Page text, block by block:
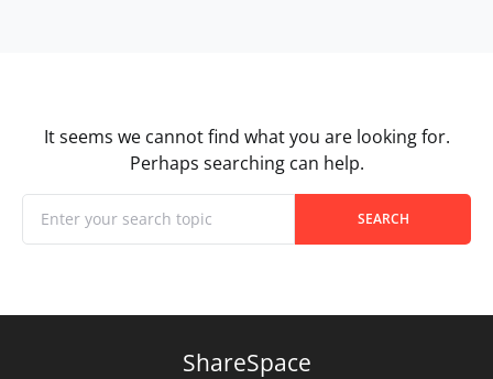
It seems we cannot find what you are looking for.
Perhaps searching can help.
When autocomplete results are available use up and
SEARCH
ShareSpace